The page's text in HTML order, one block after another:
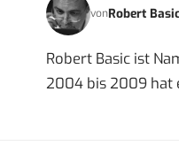
vonRobert
Robert Basic ist
2004 bis 2009 hat